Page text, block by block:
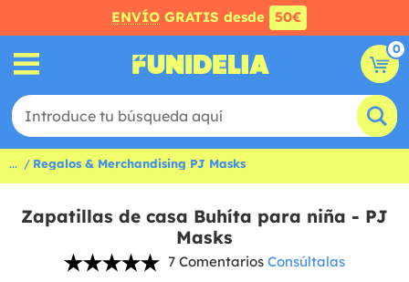
ENVÍO GRATIS desde 50€
0
... Regalos & Merchandising PJ Masks
Zapatillas de casa Buhíta para niña - PJ
Masks
7 Comentarios Consúltalas